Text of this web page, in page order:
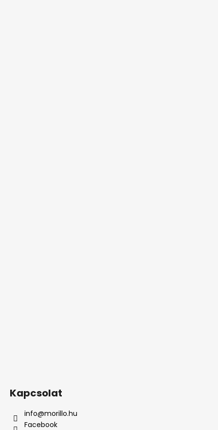
Kapcsolat
info@morillo.hu
Facebook